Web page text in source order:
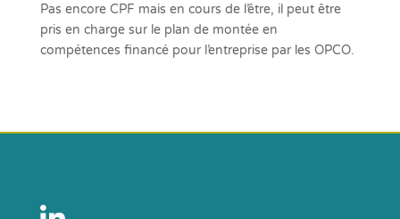
Pas encore CPF mais en cours de l’être, il peut être
pris en charge sur le plan de montée en
compétences financé pour l’entreprise par les OPCO.